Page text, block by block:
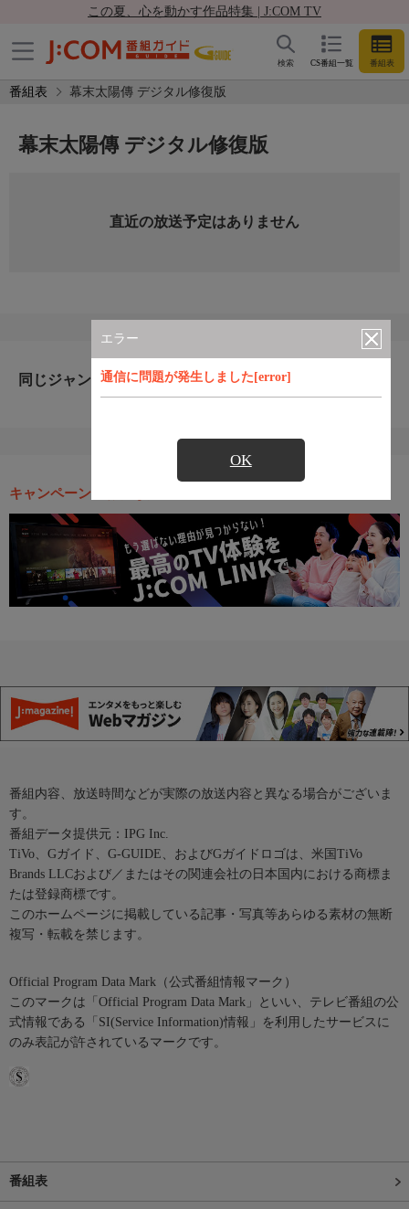
この夏、心を動かす作品特集 | J:COM TV
CS番組一覧 番組表
検索
番組表 幕末太陽傳 デジタル修復版
エラー
通信に問題が発生しました[error]
OK
幕末太陽傳 デジタル修復版
直近の放送予定はありません
同じジャンルのおすすめ番組
キャンペーン・お得な情報
番組内容、放送時間などが実際の放送内容と異なる場合がございま
す。
番組データ提供元：IPG Inc.
TiVo、Gガイド、G-GUIDE、およびGガイドロゴは、米国TiVo
Brands LLCおよび／またはその関連会社の日本国内における商標ま
たは登録商標です。
このホームページに掲載している記事・写真等あらゆる素材の無断
複写・転載を禁じます。
Official Program Data Mark（公式番組情報マーク）
このマークは「Official Program Data Mark」といい、テレビ番組の公
式情報である「SI(Service Information)情報」を利用したサービスに
のみ表記が許されているマークです。
番組表